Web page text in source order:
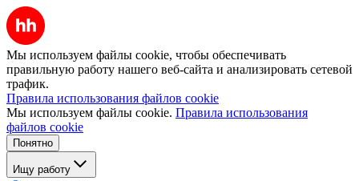
Мы используем файлы cookie, чтобы обеспечивать
правильную работу нашего веб-сайта и анализировать сетевой
трафик.
Правила использования файлов cookie
Мы используем файлы cookie. Правила использования
файлов cookie
Понятно
Ищу работу